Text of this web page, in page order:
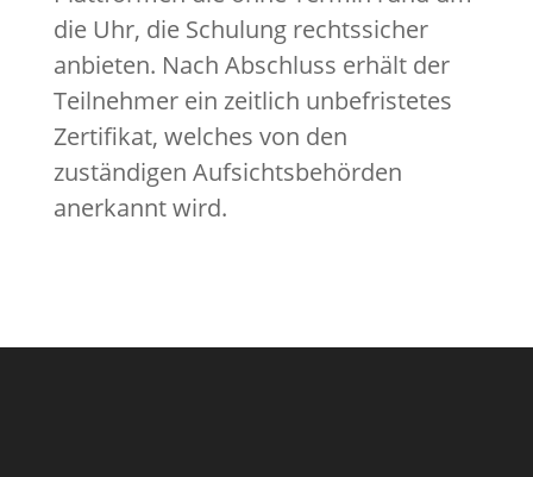
die Uhr, die Schulung rechtssicher
anbieten. Nach Abschluss erhält der
Teilnehmer ein zeitlich unbefristetes
Zertifikat, welches von den
zuständigen Aufsichtsbehörden
anerkannt wird.